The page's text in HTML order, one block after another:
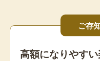
ご存
高額になりやす